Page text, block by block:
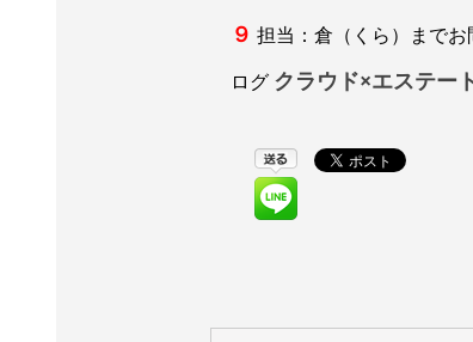
９ 担当：倉（くら）まで
ログ クラウド×エステー